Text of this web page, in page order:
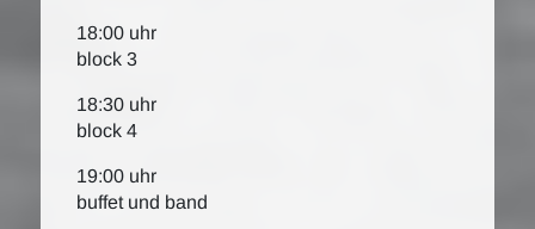
18:00 uhr
block 3
18:30 uhr
block 4
19:00 uhr
buffet und band